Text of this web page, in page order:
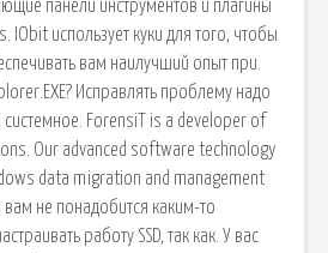
панели инструментов и плагины
IObit использует куки для того, чтобы
вам наилучший опыт при.
Исправлять проблему надо
ForensiT is a developer of
Our advanced software technology
data migration and management
не понадобится каким-то
работу SSD, так как. У вас